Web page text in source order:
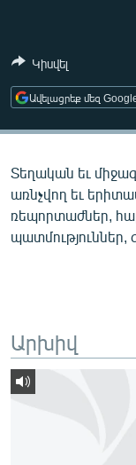
ԿՈՐՈՆԱՎԻՐՈՒՍ
ԱՐԽԻՎ
ՏԵՍԱՆՅՈՒԹԵՐ
ՓՈԴՔԱՍԹ
Հայերեն
Կիսվել
Ավելացրեք մեզ
Տեղական եւ
առնչվող եւ
ռեպորտաժներ,
պատմություններ,
Արխիվ